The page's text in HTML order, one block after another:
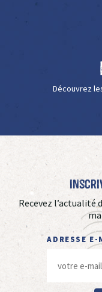
Découvrez
Recevez l’actualité
ADRESSE E-